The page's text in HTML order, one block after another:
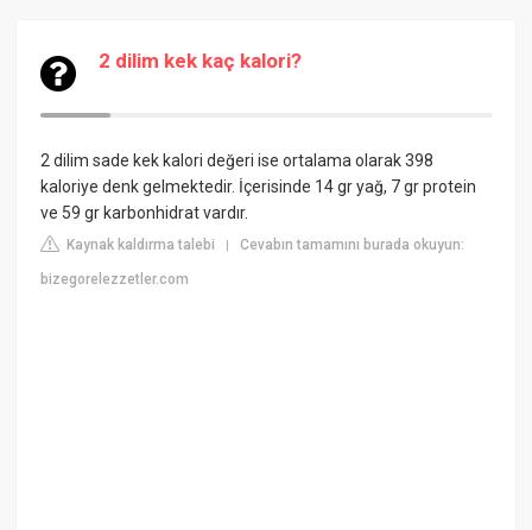
2 dilim kek kaç kalori?
2 dilim sade kek kalori değeri ise ortalama olarak 398
kaloriye denk gelmektedir. İçerisinde 14 gr yağ, 7 gr protein
ve 59 gr karbonhidrat vardır.
Kaynak kaldırma talebi |Cevabın tamamını burada okuyun:
bizegorelezzetler.com